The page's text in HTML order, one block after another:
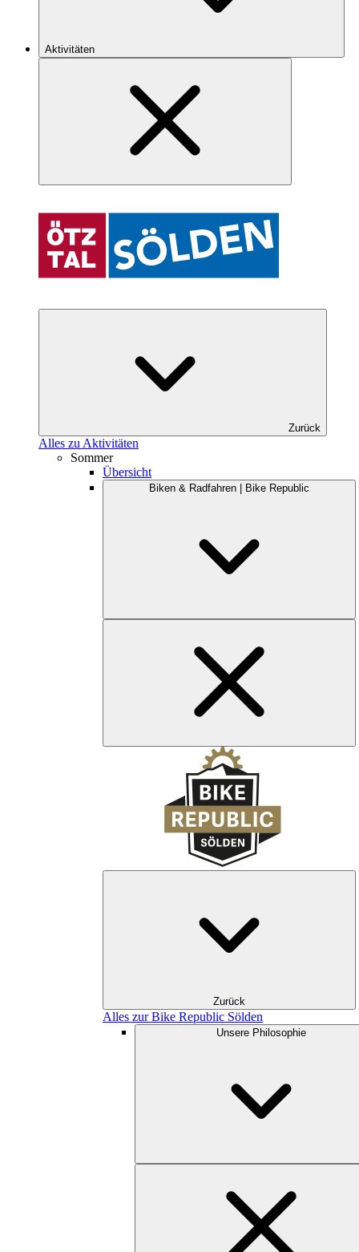
Aktivitäten
Zurück
Alles zu Aktivitäten
Sommer
Übersicht
Biken & Radfahren | Bike Republic
Zurück
Alles zur Bike Republic Sölden
Unsere Philosophie